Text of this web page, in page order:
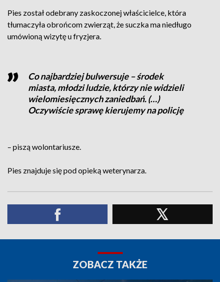
Pies został odebrany zaskoczonej właścicielce, która
tłumaczyła obrońcom zwierząt, że suczka ma niedługo
umówioną wizytę u fryzjera.
Co najbardziej bulwersuje – środek
miasta, młodzi ludzie, którzy nie widzieli
wielomiesięcznych zaniedbań. (…)
Oczywiście sprawę kierujemy na policję
– piszą wolontariusze.
Pies znajduje się pod opieką weterynarza.
ZOBACZ TAKŻE